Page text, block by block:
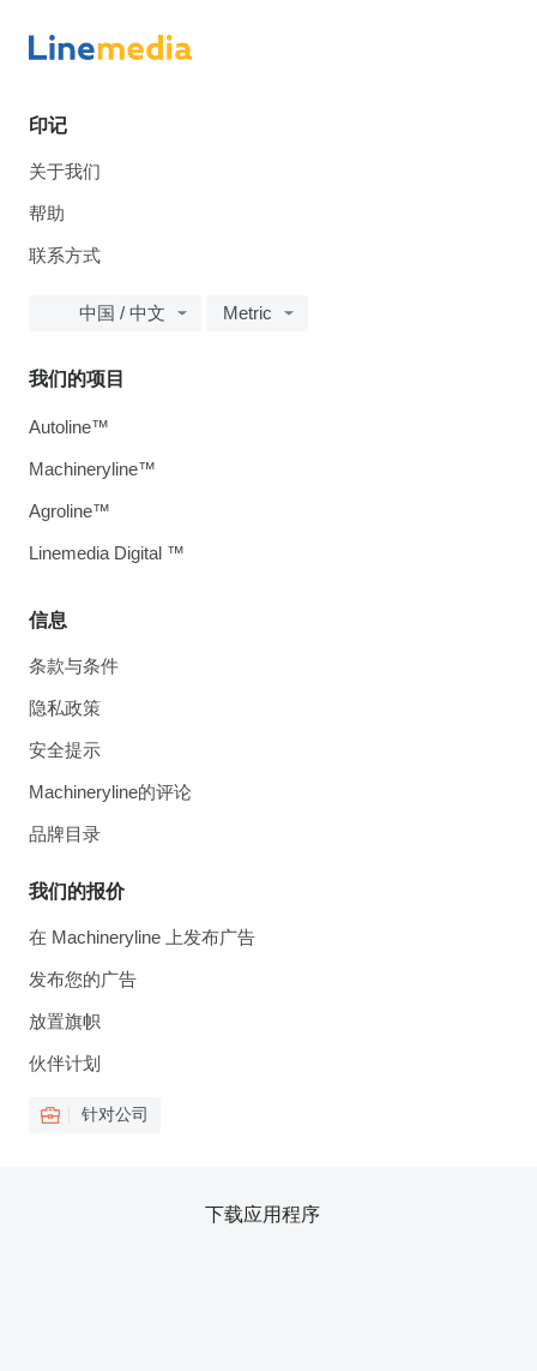
印记
关于我们
帮助
联系方式
中国 / 中文 Metric
信息
条款与条件
隐私政策
安全提示
Machineryline的评论
品牌目录
我们的报价
在 Machineryline 上发布广告
发布您的广告
放置旗帜
伙伴计划
针对公司
我们的项目
Autoline™
Machineryline™
Agroline™
Linemedia Digital ™
下载应用程序